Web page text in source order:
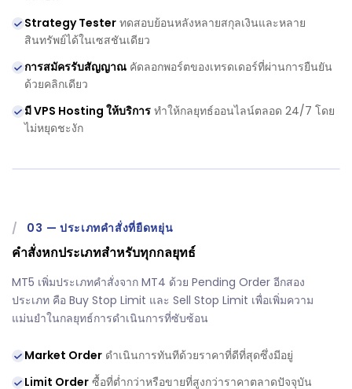
Strategy Tester ทดสอบย้อนหลังหลายสกุลเงินและหลาย
สินทรัพย์ได้ในเซสชันเดียว
การสมัครรับสัญญาณ คัดลอกพอร์ตของเทรดเดอร์ที่ผ่านการยืนยัน
ด้วยคลิกเดียว
มี VPS Hosting ให้บริการ ทำให้กลยุทธ์ออนไลน์ตลอด 24/7 โดย
ไม่หยุดชะงัก
/ 03 — ประเภทคำสั่งที่ยืดหยุ่น
คำสั่งหกประเภทสำหรับทุกกลยุทธ์
MT5 เพิ่มประเภทคำสั่งจาก MT4 ด้วย Pending Order อีกสอง
ประเภท คือ Buy Stop Limit และ Sell Stop Limit เพื่อเพิ่มความ
แม่นยำในกลยุทธ์การดำเนินการที่ซับซ้อน
Market Order ดำเนินการทันทีด้วยราคาที่ดีที่สุดซึ่งมีอยู่
Limit Order ซื้อที่ต่ำกว่าหรือขายที่สูงกว่าราคาตลาดปัจจุบัน